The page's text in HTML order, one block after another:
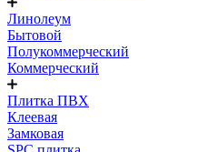
Линолеум
Бытовой
Полукоммерческий
Коммерческий
Плитка ПВХ
Клеевая
Замковая